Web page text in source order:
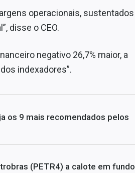
operacionais, sustentados
disse o CEO.
negativo 26,7% maior, a
indexadores”.
os 9 mais recomendados pelos
(PETR4) a calote em fundo